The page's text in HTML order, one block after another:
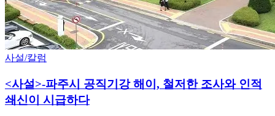
사설/칼럼
<사설>-파주시 공직기강 해이, 철저한 조사와 인적
쇄신이 시급하다